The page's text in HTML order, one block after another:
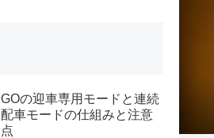
GOの迎車専用モードと連続
配車モードの仕組みと注意
点